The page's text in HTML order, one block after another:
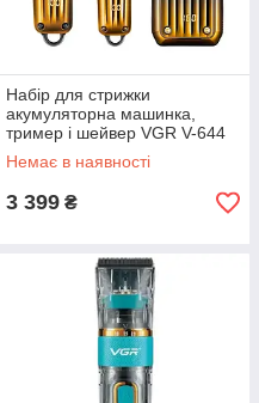
Набір для стрижки
акумуляторна машинка,
тример і шейвер VGR V-644
Немає в наявності
3 399 ₴